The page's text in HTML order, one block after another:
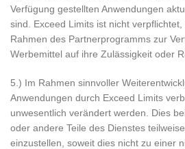
Verfügung gestellten Anwendungen
sind. Exceed Limits ist nicht
Rahmen des Partnerprogramms zur
Werbemittel auf ihre Zulässigkeit oder
5.) Im Rahmen sinnvoller
Anwendungen durch Exceed Limits
unwesentlich verändert werden. Dies
oder andere Teile des Dienstes
einzustellen, soweit dies nicht zu einer